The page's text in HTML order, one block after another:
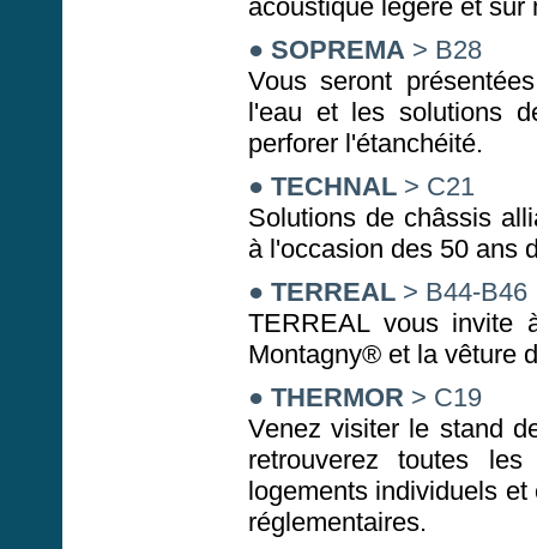
acoustique légère et sur
● SOPREMA > B28
Vous seront
l'eau et les solutions
perforer l'étanchéité.
● TECHNAL > C21
Solutions de châssis
à l'occasion des 50 ans
● TERREAL > B44-B46
TERREAL vous invite
Montagny® et la vêture
● THERMOR > C19
Venez visiter le stand
retrouverez toutes
logements individuels
réglementaires.